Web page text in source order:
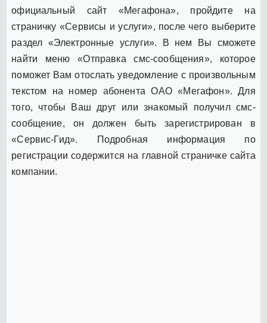
официальный сайт «Мегафона», пройдите на
страничку «Сервисы и услуги», после чего выберите
раздел «Электронные услуги». В нем Вы сможете
найти меню «Отправка смс-сообщения», которое
поможет Вам отослать уведомление с произвольным
текстом на номер абонента ОАО «Мегафон». Для
того, чтобы Ваш друг или знакомый получил смс-
сообщение, он должен быть зарегистрирован в
«Сервис-Гид». Подробная информация по
регистрации содержится на главной страничке сайта
компании.